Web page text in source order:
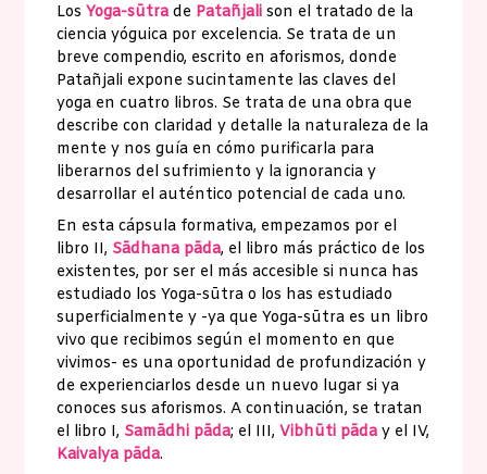
LosYoga-sūtra de Patañjali son el tratado de la
ciencia yóguica por excelencia. Se trata de un
breve compendio, escrito en aforismos, donde
Patañjali expone sucintamente las claves del
yoga en cuatro libros. Se trata de una obra que
describe con claridad y detalle la naturaleza de la
mente y nos guía en cómo purificarla para
liberarnos del sufrimiento y la ignorancia y
desarrollar el auténtico potencial de cada uno.
En esta cápsula formativa, empezamos por el
libro II, Sādhana pāda, el libro más práctico de los
existentes, por ser el más accesible si nunca has
estudiado los Yoga-sūtra o los has estudiado
superficialmente y -ya que Yoga-sūtra es un libro
vivo que recibimos según el momento en que
vivimos- es una oportunidad de profundización y
de experienciarlos desde un nuevo lugar si ya
conoces sus aforismos. A continuación, se tratan
el libro I, Samādhi pāda; el III,Vibhūti pāda y el IV,
Kaivalya pāda.